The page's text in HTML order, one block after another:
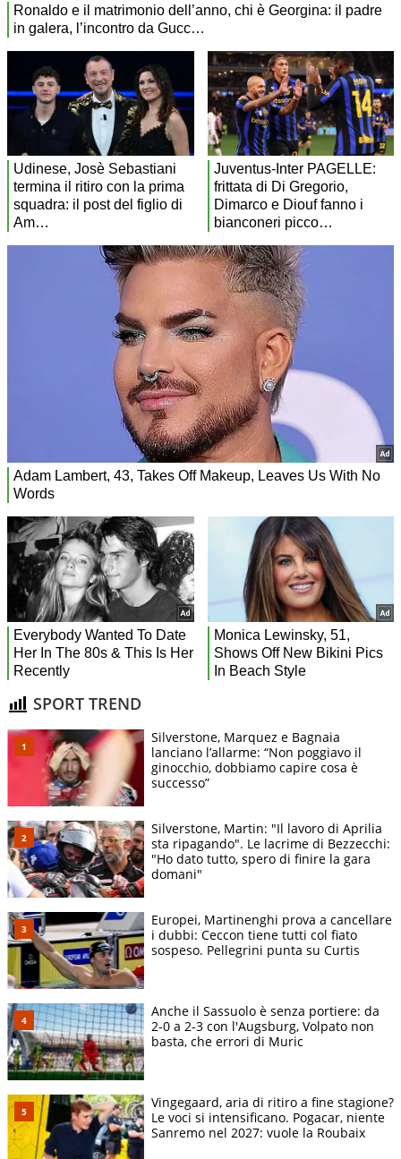
SPORT TREND
Silverstone, Marquez e Bagnaia
lanciano l’allarme: “Non poggiavo il
ginocchio, dobbiamo capire cosa è
successo”
Silverstone, Martin: "Il lavoro di Aprilia
sta ripagando". Le lacrime di Bezzecchi:
"Ho dato tutto, spero di finire la gara
domani"
Europei, Martinenghi prova a cancellare
i dubbi: Ceccon tiene tutti col fiato
sospeso. Pellegrini punta su Curtis
Anche il Sassuolo è senza portiere: da
2-0 a 2-3 con l'Augsburg, Volpato non
basta, che errori di Muric
Vingegaard, aria di ritiro a fine stagione?
Le voci si intensificano. Pogacar, niente
Sanremo nel 2027: vuole la Roubaix